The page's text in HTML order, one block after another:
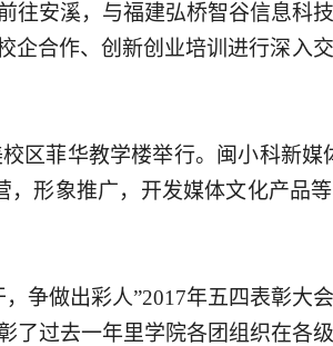
往安溪，与福建弘桥智谷信息科
企合作、创新创业培训进行深入
区菲华教学楼举行。 闽小科新媒
形象推广，开发媒体文化产品
争做出彩人”2017年五四表彰大
了过去一年里学院各团组织在各